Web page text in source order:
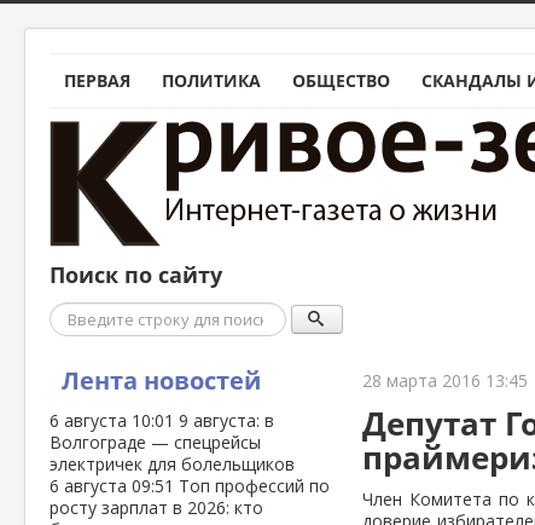
ПЕРВАЯ ПОЛИТИКА ОБЩЕСТВО СКАНДАЛЫ
Поиск по сайту
Поиск
Лента новостей
6 августа 10:01 9 августа: в
Волгограде — спецрейсы
электричек для болельщиков
6 августа 09:51 Топ профессий по
росту зарплат в 2026: кто
28 марта 2016 13:45
Депутат
Член Комитета по